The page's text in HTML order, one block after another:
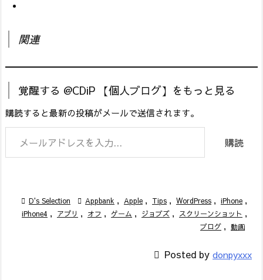
関連
覚醒する @CDiP 【個人ブログ】をもっと見る
購読すると最新の投稿がメールで送信されます。
メールアドレスを入力...
購読
 D's Selection  Appbank , Apple , Tips , WordPress , iPhone ,
iPhone4 , アプリ , オフ , ゲーム , ジョブズ , スクリーンショット ,
ブログ , 動画
 Posted by donpyxxx